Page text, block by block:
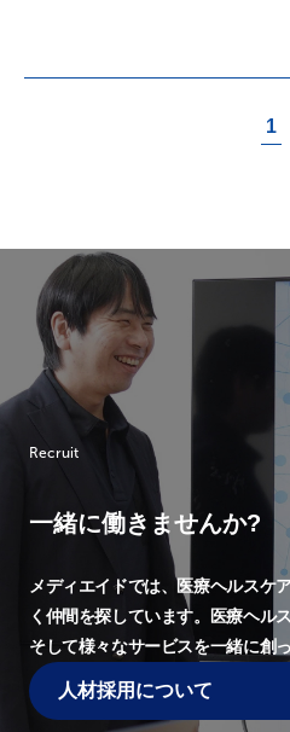
1
Recruit
一緒に働きませんか?
メディエイドでは、医療ヘルスケ
く仲間を探しています。
医療ヘル
そして様々なサービスを一緒に創
人材採用について